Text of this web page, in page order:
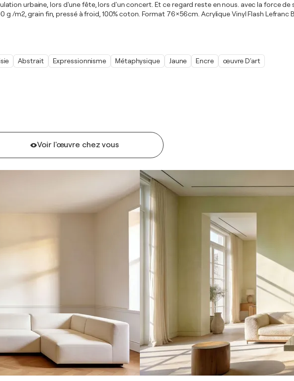
Voir l'œuvre chez vous
urbaine, lors d'une fête, lors d'un concert. Et ce regard reste en nous. avec la force de
/m2, grain fin, pressé à froid, 100% coton. Format 76×56cm. Acrylique Vinyl Flash Lefranc
Abstrait Expressionnisme Métaphysique Jaune Encre œuvre D'art